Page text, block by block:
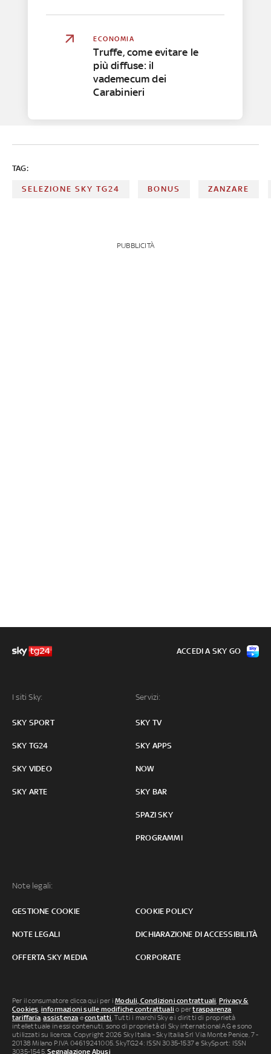
ECONOMIA
Truffe, come evitare le
più diffuse: il
vademecum dei
Carabinieri
TAG:
SELEZIONE SKY TG24 BONUS ZANZARE
PUBBLICITÀ
I siti Sky:
SKY SPORT
SKY TG24
SKY VIDEO
SKY ARTE
Servizi:
SKY TV
SKY APPS
NOW
SKY BAR
SPAZI SKY
PROGRAMMI
Note legali:
GESTIONE COOKIE COOKIE POLICY
NOTE LEGALI DICHIARAZIONE DI ACCESSIBILITÀ
OFFERTA SKY MEDIA CORPORATE
ACCEDI A SKY GO
Per il consumatore clicca qui per iModuli, Condizioni contrattuali, Privacy &
Cookies, informazioni sulle modifiche contrattuali o pertrasparenza
tariffaria,assistenza econtatti. Tutti i marchi Sky e i diritti di proprietà
intellettuale in essi contenuti, sono di proprietà di Sky international AG e sono
utilizzati su licenza. Copyright 2026 Sky Italia - Sky Italia Srl Via Monte Penice, 7 -
20138 Milano P.IVA 04619241005. SkyTG24: ISSN 3035-1537 e SkySport: ISSN
3035-1545.Segnalazione Abusi